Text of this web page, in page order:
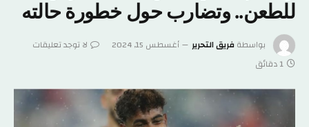
للطعن.. وتضارب حول خطورة حالته
بواسطةفريق التحرير أغسطس 15, 2024
لا توجد تعليقات
1 دقائق